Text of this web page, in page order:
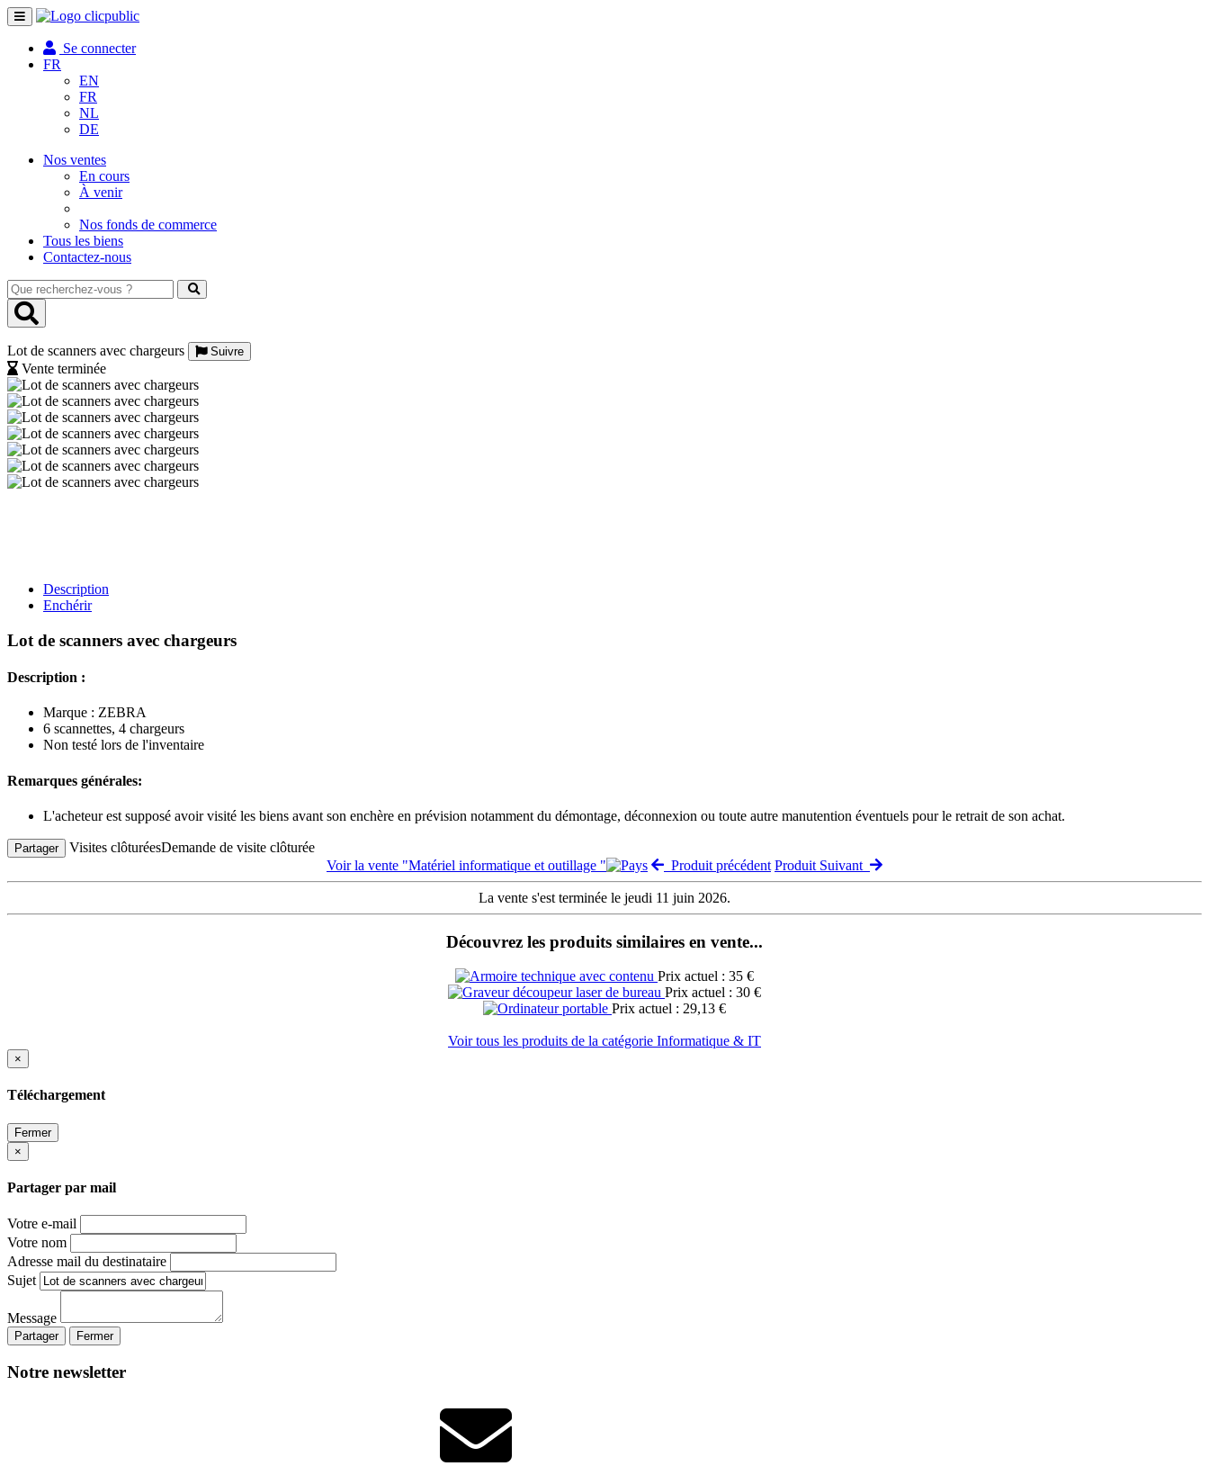
Toggle
navigation
Se connecter
FR
EN
FR
NL
DE
Nos ventes
En cours
À venir
Nos fonds de commerce
Tous les biens
Contactez-nous
Que
recherchez-
vous
Lot de scanners avec chargeurs
Suivre
Vente terminée
Description
Enchérir
Lot de scanners avec chargeurs
Description :
Marque : ZEBRA
6 scannettes, 4 chargeurs
Non testé lors de l'inventaire
Remarques générales:
L'acheteur est supposé avoir visité les biens avant son enchère en prévision notamment du démontage, déconnexion ou toute autre manutention éventuels pour le retrait de son achat.
Partager Visites clôturéesDemande de visite clôturée
Voir la vente "Matériel informatique et outillage "
Produit précédent Produit Suivant
La vente s'est terminée le jeudi 11 juin 2026.
Découvrez les produits similaires en vente...
Prix actuel : 35 €
Prix actuel : 30 €
Prix actuel : 29,13 €
Voir tous les produits de la catégorie Informatique & IT
×
Téléchargement
Fermer
×
Partager par mail
Votre e-mail
Votre nom
Adresse mail du destinataire
Sujet
Message
Partager Fermer
Notre newsletter